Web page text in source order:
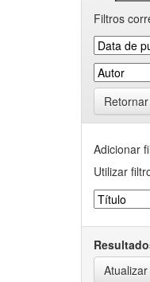
Filtros
Adicionar
Utilizar